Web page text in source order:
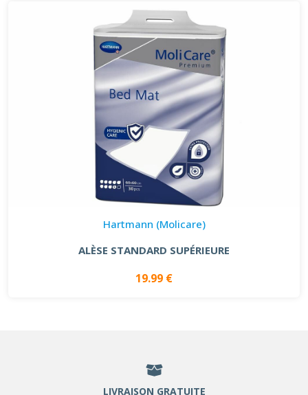
Hartmann (Molicare)
ALÈSE STANDARD SUPÉRIEURE
19.99 €
LIVRAISON GRATUITE